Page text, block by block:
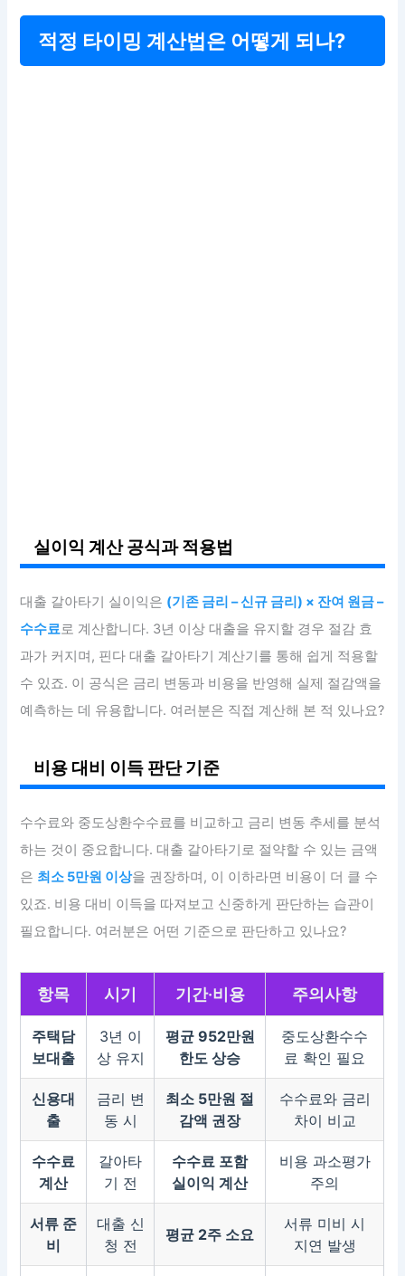
적정 타이밍 계산법은 어떻게 되나?
실이익 계산 공식과 적용법
대출 갈아타기 실이익은 (기존 금리 – 신규 금리) × 잔여 원금 –
수수료로 계산합니다. 3년 이상 대출을 유지할 경우 절감 효
과가 커지며, 핀다 대출 갈아타기 계산기를 통해 쉽게 적용할
수 있죠. 이 공식은 금리 변동과 비용을 반영해 실제 절감액을
예측하는 데 유용합니다. 여러분은 직접 계산해 본 적 있나요?
비용 대비 이득 판단 기준
수수료와 중도상환수수료를 비교하고 금리 변동 추세를 분석
하는 것이 중요합니다. 대출 갈아타기로 절약할 수 있는 금액
은 최소 5만원 이상을 권장하며, 이 이하라면 비용이 더 클 수
있죠. 비용 대비 이득을 따져보고 신중하게 판단하는 습관이
필요합니다. 여러분은 어떤 기준으로 판단하고 있나요?
항목 시기 기간·비용 주의사항
주택담
보대출
3년 이
상 유지
평균 952만원
한도 상승
중도상환수수
료 확인 필요
신용대
출
금리 변
동 시
최소 5만원 절
감액 권장
수수료와 금리
차이 비교
수수료
계산
갈아타
기 전
수수료 포함
실이익 계산
비용 과소평가
주의
서류 준
비
대출 신
청 전
평균 2주 소요
서류 미비 시
지연 발생